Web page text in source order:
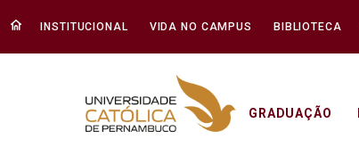
INSTITUCIONAL VIDA NO CAMPUS BIBLIOTECA
GRADUAÇÃO